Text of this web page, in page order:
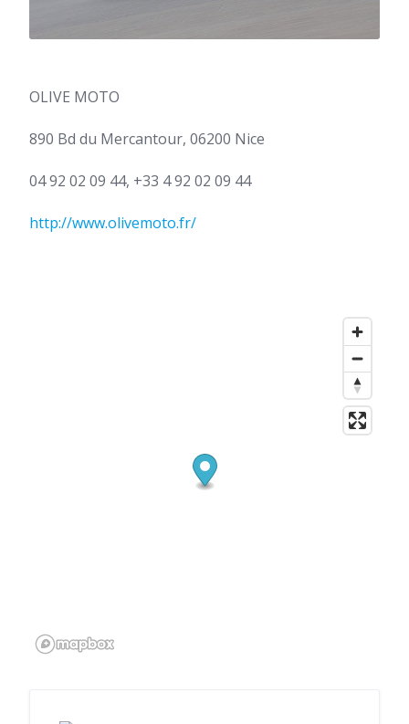
OLIVE MOTO
890 Bd du Mercantour, 06200 Nice
04 92 02 09 44, +33 4 92 02 09 44
http://www.olivemoto.fr/